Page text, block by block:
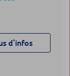
d’infos